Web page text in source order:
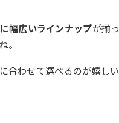
幅広いラインナップが揃っ
。
合わせて選べるのが嬉しい